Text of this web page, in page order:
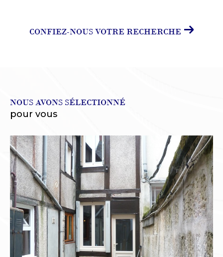
CONFIEZ-NOUS VOTRE RECHERCHE
NOUS AVONS SÉLECTIONNÉ
pour vous